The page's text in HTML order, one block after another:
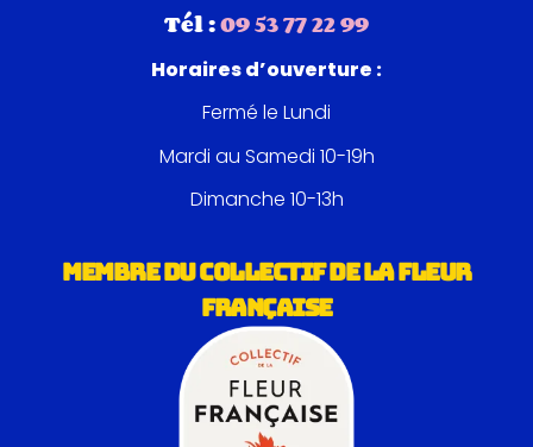
Tél :09 53 77 22 99
Horaires d’ouverture :
Fermé le Lundi
Mardi au Samedi 10-19h
Dimanche 10-13h
MEMBRE DU COLLECTIF DE LA FLEUR
FRANÇAISE